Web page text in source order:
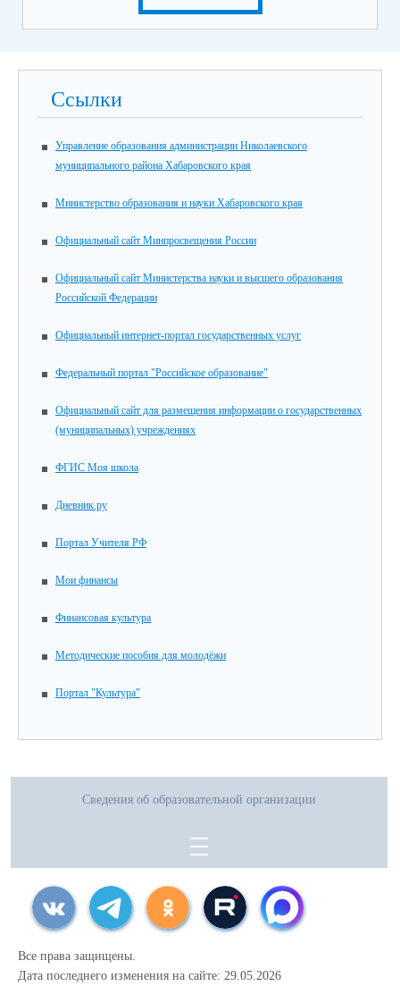
Ссылки
Управление образования администрации Николаевского
муниципального района Хабаровского края
Министерство образования и науки Хабаровского края
Официальный сайт Минпросвещения России
Официальный сайт Министерства науки и высшего образования
Российской Федерации
Официальный интернет-портал государственных услуг
Федеральный портал "Российское образование"
Официальный сайт для размещения информации о государственных
(муниципальных) учреждениях
ФГИС Моя школа
Дневник.ру
Портал Учителя РФ
Мои финансы
Финансовая культура
Методические пособия для молодёжи
Портал "Культура"
Сведения об образовательной организации
Все права защищены.
Дата последнего изменения на сайте: 29.05.2026